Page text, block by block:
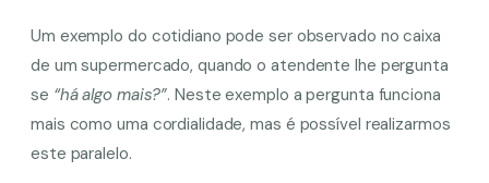
Um exemplo do cotidiano pode ser observado no caixa
de um supermercado, quando o atendente lhe pergunta
se “há algo mais?”. Neste exemplo a pergunta funciona
mais como uma cordialidade, mas é possível realizarmos
este paralelo.